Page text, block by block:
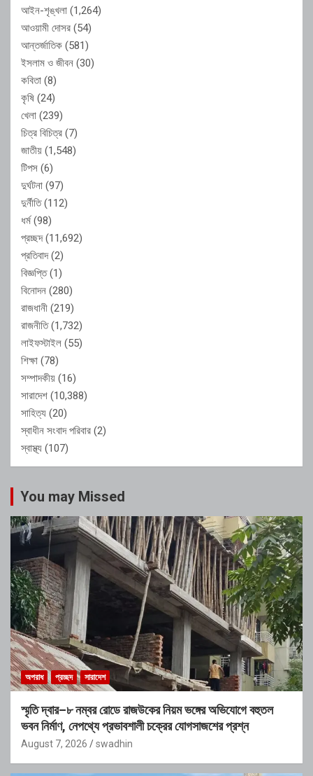
আইন-শৃঙ্খলা (1,264)
আওয়ামী দোসর (54)
আন্তর্জাতিক (581)
ইসলাম ও জীবন (30)
কবিতা (8)
কৃষি (24)
খেলা (239)
চিত্র বিচিত্র (7)
জাতীয় (1,548)
টিপস (6)
দুর্ঘটনা (97)
দুর্নীতি(112)
ধর্ম(98)
প্রচ্ছদ(11,692)
প্রতিবাদ(2)
বিজ্ঞপ্তি(1)
বিনোদন (280)
রাজধানী (219)
রাজনীতি(1,732)
লাইফস্টাইল (55)
শিক্ষা (78)
সম্পাদকীয় (16)
সারাদেশ (10,388)
সাহিত্য (20)
স্বাধীন সংবাদ পরিবার (2)
স্বাস্থ্য (107)
You may Missed
অপরাধ প্রচ্ছদ সারাদেশ
স্মৃতি দ্বার–৮ নম্বর রোডে রাজউকের নিয়ম ভঙ্গের অভিযোগে বহুতল
ভবন নির্মাণ, নেপথ্যে প্রভাবশালী চক্রের যোগসাজশের প্রশ্ন
August 7, 2026 swadhin